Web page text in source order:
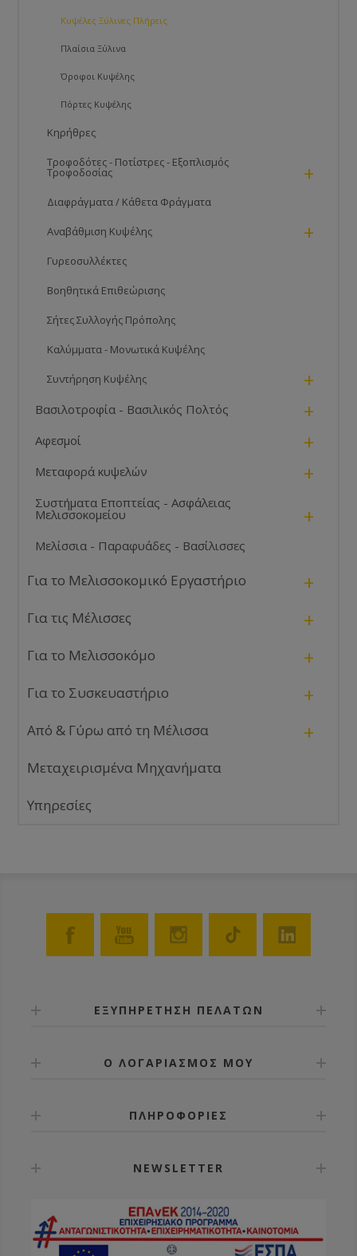
Κυψέλες Ξύλινες Πλήρεις
Πλαίσια Ξύλινα
Όροφοι Κυψέλης
Πόρτες Kυψέλης
Κηρήθρες
Τροφοδότες - Ποτίστρες - Εξοπλισμός
Τροφοδοσίας +
Διαφράγματα / Κάθετα Φράγματα
Αναβάθμιση Κυψέλης +
Γυρεοσυλλέκτες
Βοηθητικά Επιθεώρισης
Σήτες Συλλογής Πρόπολης
Καλύμματα - Μονωτικά Κυψέλης
Συντήρηση Κυψέλης +
Βασιλοτροφία - Βασιλικός Πολτός +
Αφεσμοί +
Μεταφορά κυψελών +
Συστήματα Εποπτείας - Ασφάλειας
Μελισσοκομείου +
Μελίσσια - Παραφυάδες - Βασίλισσες
Για το Μελισσοκομικό Εργαστήριο +
Για τις Μέλισσες +
Για το Μελισσοκόμο +
Για το Συσκευαστήριο +
Από & Γύρω από τη Μέλισσα +
Μεταχειρισμένα Μηχανήματα
Υπηρεσίες
ΕΞΥΠΗΡΕΤΗΣΗ ΠΕΛΑΤΩΝ
Ο ΛΟΓΑΡΙΑΣΜΟΣ ΜΟΥ
ΠΛΗΡΟΦΟΡΙΕΣ
NEWSLETTER